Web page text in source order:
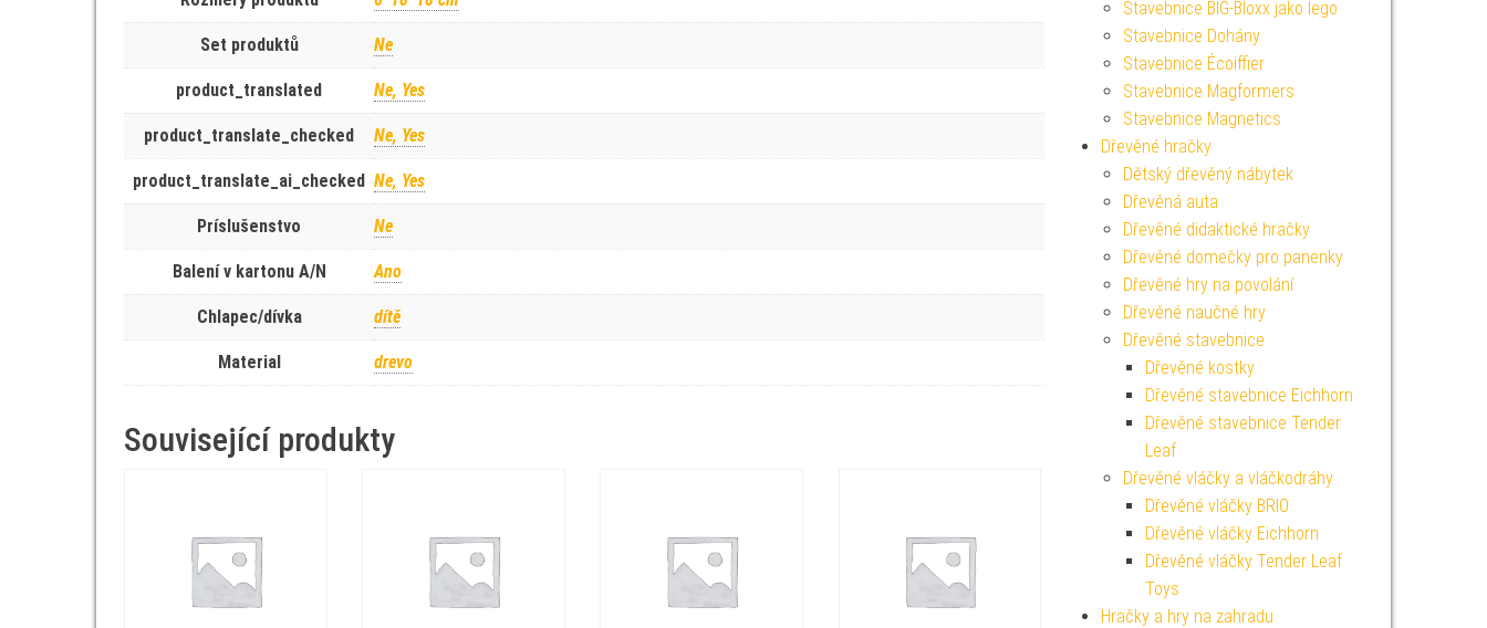
Set produktů Ne
product_translated Ne, Yes
product_translate_checked Ne, Yes
product_translate_ai_checked Ne, Yes
Príslušenstvo Ne
Balení v kartonu A/N Ano
Chlapec/dívka dítě
Material drevo
Související produkty
Stavebnice BIG-Bloxx jako lego
Stavebnice Dohány
Stavebnice Écoiffier
Stavebnice Magformers
Stavebnice Magnetics
Dřevěné hračky
Dětský dřevěný nábytek
Dřevěná auta
Dřevěné didaktické hračky
Dřevěné domečky pro panenky
Dřevěné hry na povolání
Dřevěné naučné hry
Dřevěné stavebnice
Dřevěné kostky
Dřevěné stavebnice Eichhorn
Dřevěné stavebnice Tender
Leaf
Dřevěné vláčky a vláčkodráhy
Dřevěné vláčky BRIO
Dřevěné vláčky Eichhorn
Dřevěné vláčky Tender Leaf
Toys
Hračky a hry na zahradu